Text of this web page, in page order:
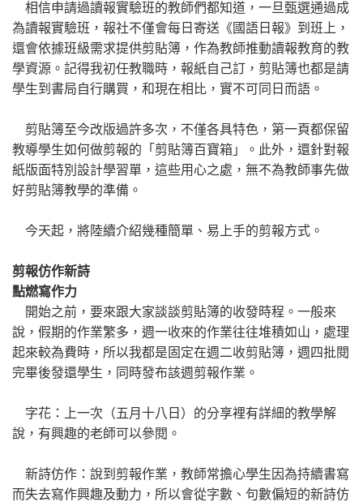
相信申請過讀報實驗班的教師們都知道，一旦甄選通過成
為讀報實驗班，報社不僅會每日寄送《國語日報》到班上，
還會依據班級需求提供剪貼簿，作為教師推動讀報教育的教
學資源。記得我初任教職時，報紙自己訂，剪貼簿也都是請
學生到書局自行購買，和現在相比，實不可同日而語。
剪貼簿至今改版過許多次，不僅各具特色，第一頁都保留
教導學生如何做剪報的「剪貼簿百寶箱」。此外，還針對報
紙版面特別設計學習單，這些用心之處，無不為教師事先做
好剪貼簿教學的準備。
今天起，將陸續介紹幾種簡單、易上手的剪報方式。
剪報仿作新詩
點燃寫作力
開始之前，要來跟大家談談剪貼簿的收發時程。一般來
說，假期的作業繁多，週一收來的作業往往堆積如山，處理
起來較為費時，所以我都是固定在週二收剪貼簿，週四批閱
完畢後發還學生，同時發布該週剪報作業。
字花：上一次（五月十八日）的分享裡有詳細的教學解
說，有興趣的老師可以參閱。
新詩仿作：說到剪報作業，教師常擔心學生因為持續書寫
而失去寫作興趣及動力，所以會從字數、句數偏短的新詩仿